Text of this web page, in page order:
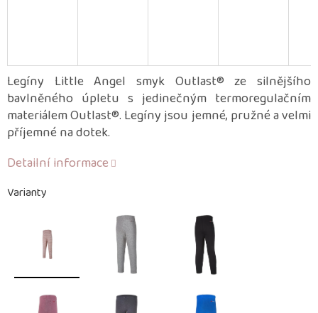
Varianty
Legíny Little Angel smyk Outlast® ze silnějšího
bavlněného úpletu s jedinečným termoregulačním
materiálem Outlast®. Legíny jsou jemné, pružné a velmi
příjemné na dotek.
Detailní informace